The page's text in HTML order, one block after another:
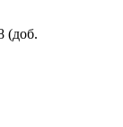
(доб.